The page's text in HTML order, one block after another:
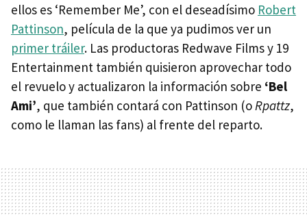
ellos es ‘Remember Me’, con el deseadísimo Robert
Pattinson, película de la que ya pudimos ver un
primer tráiler. Las productoras Redwave Films y 19
Entertainment también quisieron aprovechar todo
el revuelo y actualizaron la información sobre ‘Bel
Ami’, que también contará con Pattinson (o Rpattz,
como le llaman las fans) al frente del reparto.